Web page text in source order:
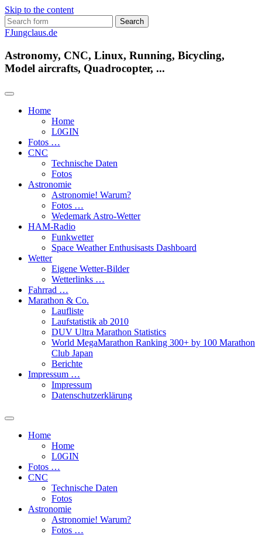
Skip to the content
Search
for:
FJungclaus.de
Astronomy, CNC, Linux, Running, Bicycling,
Model aircrafts, Quadrocopter, ...
Home
Home
L​0​​GIN
Fotos …
CNC
Technische Daten
Fotos
Astronomie
Astronomie! Warum?
Fotos …
Wedemark Astro-Wetter
HAM-Radio
Funkwetter
Space Weather Enthusisasts Dashboard
Wetter
Eigene Wetter-Bilder
Wetterlinks …
Fahrrad …
Marathon & Co.
Laufliste
Laufstatistik ab 2010
DUV Ultra Marathon Statistics
World MegaMarathon Ranking 300+ by 100 Marathon
Club Japan
Berichte
Impressum …
Impressum
Datenschutzerklärung
Toggle
search
field
Home
Home
L​0​​GIN
Fotos …
CNC
Technische Daten
Fotos
Astronomie
Astronomie! Warum?
Fotos …